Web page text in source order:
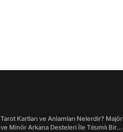
Tarot Kartları ve Anlamları Nelerdir? Majör
ve Minör Arkana Desteleri İle Tılsımlı Bir